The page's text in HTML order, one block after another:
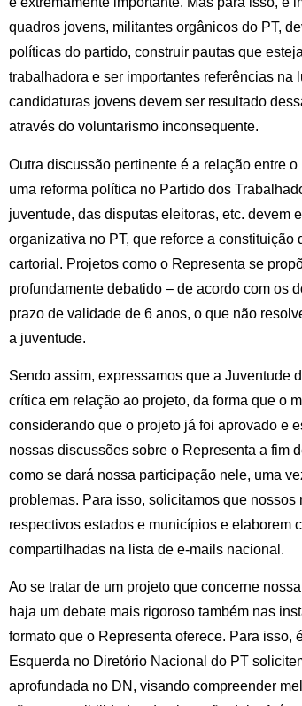
quadros jovens, militantes orgânicos do PT,
políticas do partido, construir pautas que
trabalhadora e ser importantes referências
candidaturas jovens devem ser resultado
através do voluntarismo inconsequente.
Outra discussão pertinente é a relação entre
uma reforma política no Partido dos
juventude, das disputas eleitoras, etc. devem
organizativa no PT, que reforce a
cartorial. Projetos como o Representa se
profundamente debatido – de acordo com os
prazo de validade de 6 anos, o que não
a juventude.
Sendo assim, expressamos que a Juventude
crítica em relação ao projeto, da forma que o
considerando que o projeto já foi aprovado e
nossas discussões sobre o Representa a fim
como se dará nossa participação nele, uma
problemas. Para isso, solicitamos que
respectivos estados e municípios e elaborem
compartilhadas na lista de e-mails nacional.
Ao se tratar de um projeto que concerne
haja um debate mais rigoroso também nas
formato que o Representa oferece. Para isso,
Esquerda no Diretório Nacional do PT
aprofundada no DN, visando compreender